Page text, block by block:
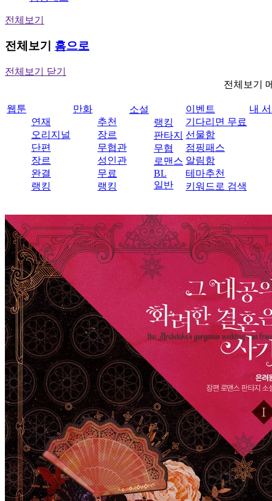
전체보기
전체보기 홈으로
전체보기 닫기
전체보기
웹툰
연재
오리지널
단편
장르
완결
랭킹
만화
추천
장르
무협관
성인관
무료
랭킹
소설
랭킹
판타지
무협
로맨스
BL
일반
이벤트
기다리면 무료
선물함
점핑패스
알림함
테마추천
키워드로 검색
내